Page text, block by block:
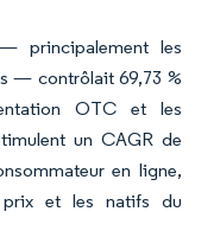
principalement les
— contrôlait 69,73 %
OTC et les
un CAGR de
en ligne,
prix et les natifs du